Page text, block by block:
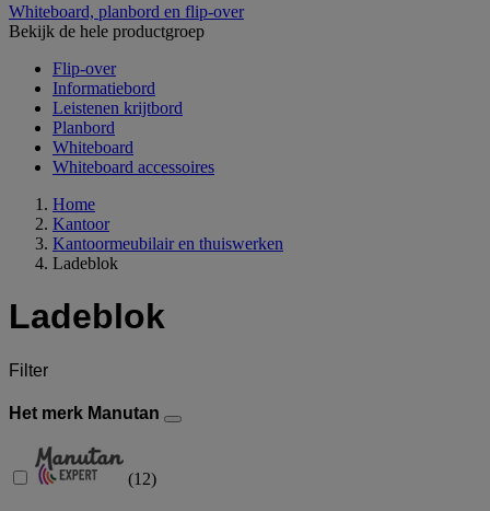
Whiteboard, planbord en flip-over
Bekijk de hele productgroep
Flip-over
Informatiebord
Leistenen krijtbord
Planbord
Whiteboard
Whiteboard accessoires
Home
Kantoor
Kantoormeubilair en thuiswerken
Ladeblok
Ladeblok
Filter
Het merk Manutan
(12)